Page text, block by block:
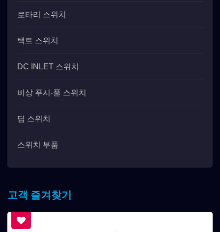
로타리 스위치
택트 스위치
DC INLET 스위치
비상 푸시-풀 스위치
딥 스위치
스위치 부품
고객 즐겨찾기